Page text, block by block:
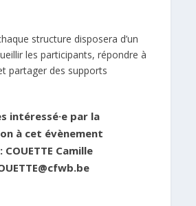
structure disposera d’un
les participants, répondre à
partager des supports
intéressé·e par la
à cet évènement
Camille